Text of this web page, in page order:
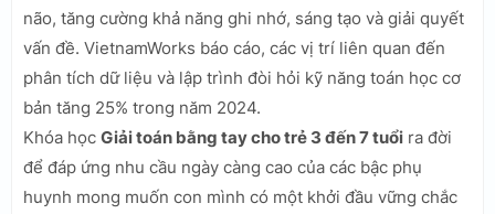
não, tăng cường khả năng ghi nhớ, sáng tạo và giải quyết
vấn đề. VietnamWorks báo cáo, các vị trí liên quan đến
phân tích dữ liệu và lập trình đòi hỏi kỹ năng toán học cơ
bản tăng 25% trong năm 2024.
Khóa học Giải toán bằng tay cho trẻ 3 đến 7 tuổi ra đời
để đáp ứng nhu cầu ngày càng cao của các bậc phụ
huynh mong muốn con mình có một khởi đầu vững chắc